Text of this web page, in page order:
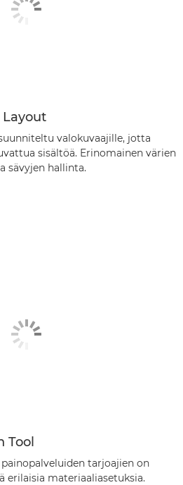
Layout
valokuvaajille, jotta
sisältöä. Erinomainen värien
sävyjen hallinta.
Tool
tarjoajien on
erilaisia materiaaliasetuksia.